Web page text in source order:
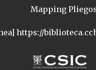
Mapping
https://